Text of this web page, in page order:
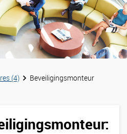
(4) Beveiligingsmonteur